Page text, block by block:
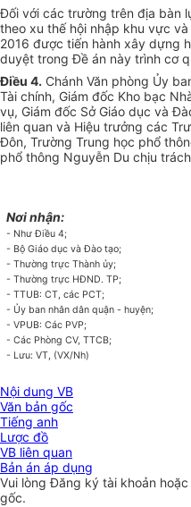
Đối với các trường trên địa bàn
theo xu thế hội nhập khu vực
2016 được tiến hành xây dựng
duyệt trongĐề án này trình cơ
Điều 4. Chánh Văn phòng Ủy
Tài chính, Giám đốc Kho bạc
vụ, Giám đốc Sở Giáo dục và
liên quan và Hiệu trưởng các
Đôn, Trường Trung học phổ
phổ thông Nguyễn Du chịu
Nơi nhận:
- Như Điều 4;
- Bộ Giáo dục và Đào tạo;
- Thường trực Thành ủy;
- Thường trực HĐND. TP;
- TTUB: CT, các PCT;
- Ủy ban nhân dân quận - huyện;
- VPUB: Các PVP;
- Các Phòng CV, TTCB;
- Lưu: VT, (VX/Nh)
Nội dung VB
Văn bản gốc
Tiếng anh
Lược đồ
VB liên quan
Bản án áp dụng
Vui lòngĐăng ký tài khoản hoặc
gốc.